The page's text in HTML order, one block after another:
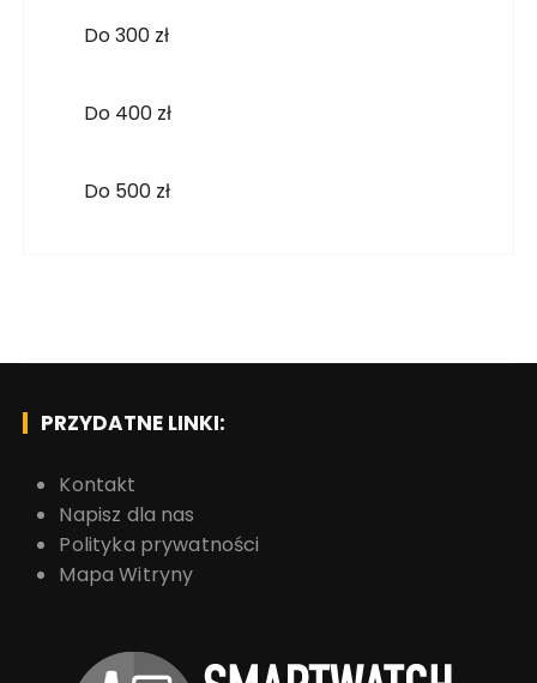
Do 300 zł
Do 400 zł
Do 500 zł
PRZYDATNE LINKI:
Kontakt
Napisz dla nas
Polityka prywatności
Mapa Witryny